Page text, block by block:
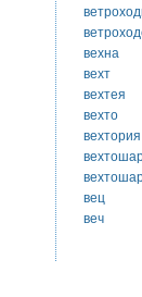
вехна
вехт
вехтея
вехто
вехтория
вец
веч